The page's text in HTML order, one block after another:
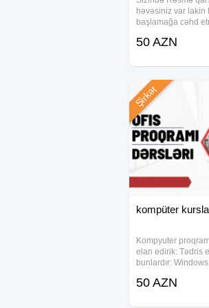
həvəsiniz var lakin
başlamağa cəhd
gerçəkləşdirə
edilir Sərbəst qrafik
50 AZN
kompüter
Kompyuter
elan edirik: Tədris
bunlardır:
Kursumuzda:
Şirkət
50 AZN